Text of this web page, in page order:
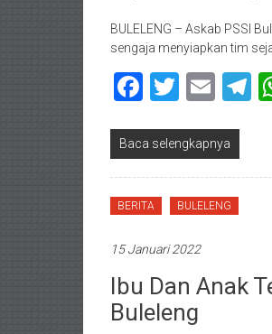
BULELENG – Askab PSSI
sengaja menyiapkan tim
Facebook
Twitter
Baca selengkapnya
BERITA BULELENG
15 Januari 2022
Ibu Dan Anak
Buleleng